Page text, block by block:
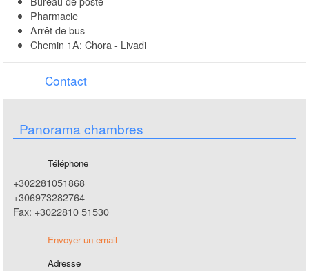
Pharmacie
Arrêt de bus
Chemin 1Α: Chora - Livadi
Contact
Panorama chambres
Téléphone
+302281051868
+306973282764
Fax: +3022810 51530
Envoyer un email
Adresse